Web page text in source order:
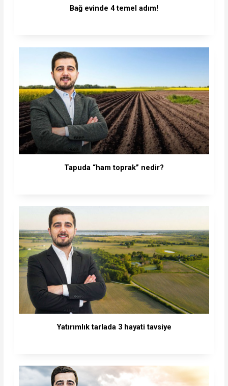
Bağ evinde 4 temel adım!
Tapuda “ham toprak” nedir?
Yatırımlık tarlada 3 hayati tavsiye